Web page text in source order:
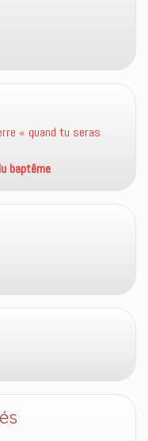
« quand tu seras
baptême